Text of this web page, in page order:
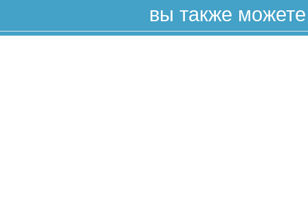
вы также